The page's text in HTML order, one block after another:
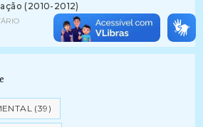
(2010-2012)
(39)